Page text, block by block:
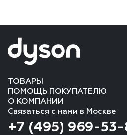
ТОВАРЫ
ПОМОЩЬ ПОКУПАТЕЛЮ
О КОМПАНИИ
Связаться с нами в Москве
+7 (495) 969-53-